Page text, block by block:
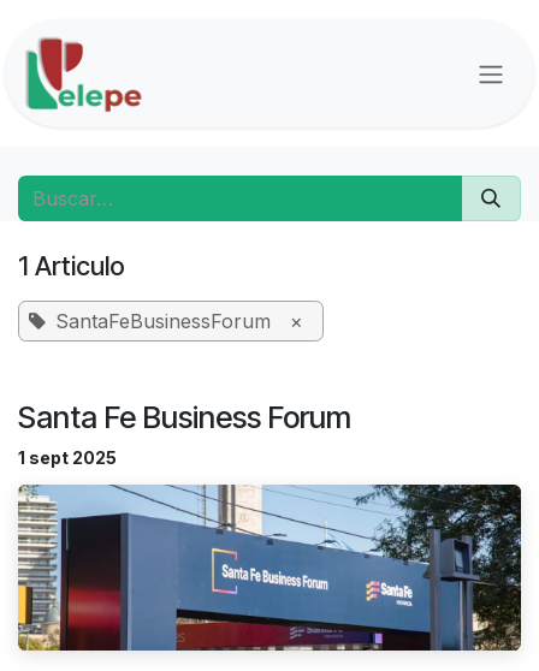
1 Articulo
SantaFeBusinessForum ×
Santa Fe Business Forum
1 sept 2025